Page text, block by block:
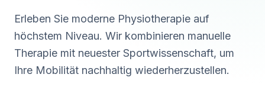
Erleben Sie moderne Physiotherapie auf
höchstem Niveau. Wir kombinieren manuelle
Therapie mit neuester Sportwissenschaft, um
Ihre Mobilität nachhaltig wiederherzustellen.